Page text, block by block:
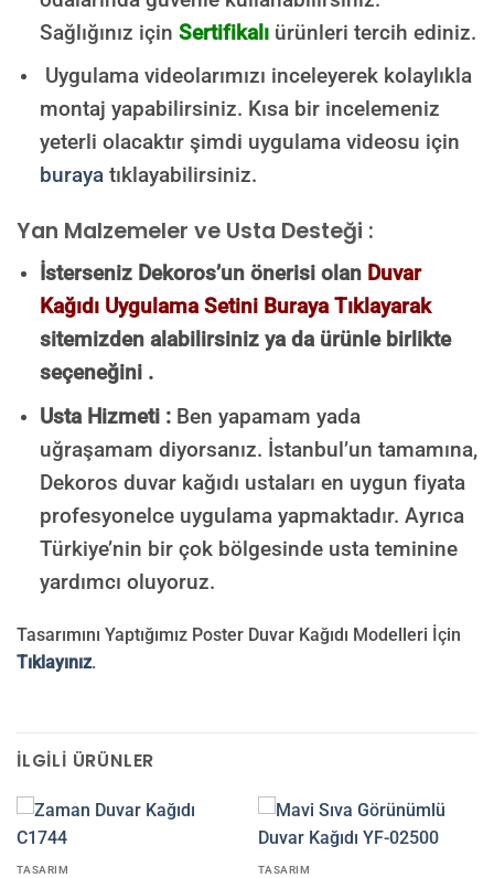
Sağlığınız için Sertifikalıürünleri tercih ediniz.
Uygulama videolarımızı inceleyerek kolaylıkla
montaj yapabilirsiniz. Kısa bir incelemeniz
yeterli olacaktır şimdi uygulama videosu için
burayatıklayabilirsiniz.
Yan Malzemeler ve Usta Desteği :
İsterseniz Dekoros’un önerisi olan Duvar
Kağıdı Uygulama Setini Buraya Tıklayarak
sitemizden alabilirsiniz ya da ürünle birlikte
seçeneğini .
Usta Hizmeti :Ben yapamam yada
uğraşamam diyorsanız. İstanbul’un tamamına,
Dekoros duvar kağıdı ustaları en uygun fiyata
profesyonelce uygulama yapmaktadır. Ayrıca
Türkiye’nin bir çok bölgesinde usta teminine
yardımcı oluyoruz.
Tasarımını Yaptığımız Poster Duvar Kağıdı Modelleri İçin
Tıklayınız.
İLGILI ÜRÜNLER
TASARIM TASARIM